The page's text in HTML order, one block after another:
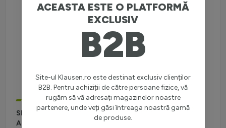
ACEASTA ESTE O PLATFORMĂ
EXCLUSIV
B2B
Site-ul Klausen.ro este destinat exclusiv clienților
B2B. Pentru achiziții de către persoane fizice, vă
rugăm să vă adresați magazinelor noastre
partenere, unde veți găsi întreaga noastră gamă
de produse.
STOC LIMITAT
SPOT LED SHAPE SPOT 7W D, KL181067, 7W, 4000K,
ALB